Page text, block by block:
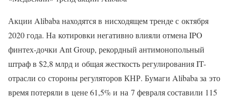
Акции Alibaba находятся в нисходящем тренде с октября
2020 года. На котировки негативно влияли отмена IPO
финтех-дочки Ant Group, рекордный антимонопольный
штраф в $2,8 млрд и общая жесткость регулирования IT-
отрасли со стороны регуляторов КНР. Бумаги Alibaba за это
время потеряли в цене 61,5% и на 7 февраля составили 115